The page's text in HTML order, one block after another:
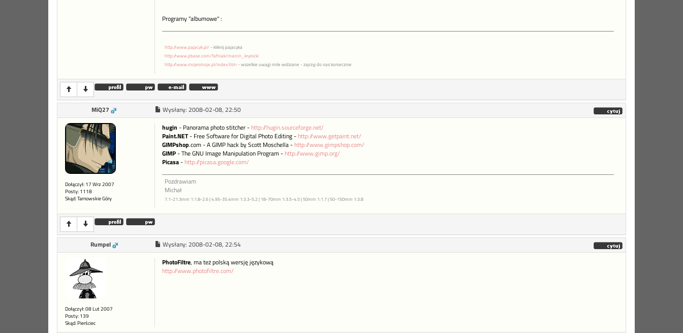
Programy "albumowe" :
http://www.pajacyk.pl/ - kliknij pajacyka
http://www.pbase.com/fafniak/marcin_krynicki
http://www.mojesmoje.pl/index.htm - wszelkie uwagi mile widziane - zajrzyj do nas koniecznie
MiQ27 Wysłany: 2008-02-08, 22:50
Dołączył: 17 Wrz 2007
Posty: 1118
Skąd: Tarnowskie Góry
hugin - Panorama photo stitcher - http://hugin.sourceforge.net/
Paint.NET- Free Software for Digital Photo Editing - http://www.getpaint.net/
GIMPshop.com - A GIMP hack by Scott Moschella - http://www.gimpshop.com/
GIMP- The GNU Image Manipulation Program - http://www.gimp.org/
Picasa- http://picasa.google.com/
Pozdrawiam
Michał
7.1-21.3mm 1:1.8-2.6 | 4.95-35.4mm 1:3.3-5.2 | 18-70mm 1:3.5-4.5 | 50mm 1:1.7 | 50-150mm 1:3.8
Rumpel Wysłany: 2008-02-08, 22:54
Dołączył: 08 Lut 2007
Posty: 139
Skąd: Pierściec
PhotoFiltre, ma też polską wersję językową
http://www.photofiltre.com/